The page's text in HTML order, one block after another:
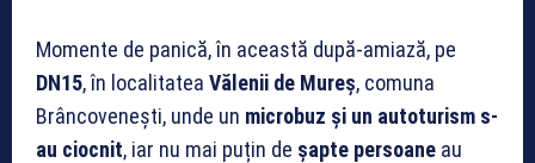
Momente de panică, în această după-amiază, pe
DN15, în localitatea Vălenii de Mureș, comuna
Brâncovenești, unde un microbuz și un autoturism s-
au ciocnit, iar nu mai puțin de șapte persoane au